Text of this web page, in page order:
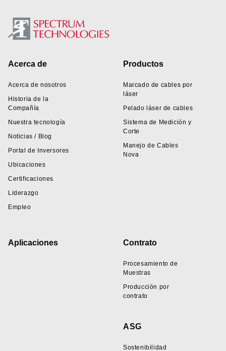
Footer
Acerca de
Acerca de nosotros
Historia de la
Compañía
Nuestra tecnología
Noticias / Blog
Portal de Inversores
Ubicaciones
Certificaciones
Liderazgo
Empleo
Productos
Marcado de cables por
láser
Pelado láser de cables
Sistema de Medición y
Corte
Manejo de Cables
Nova
Aplicaciones Contrato
Procesamiento de
Muestras
Producción por
contrato
ASG
Sostenibilidad